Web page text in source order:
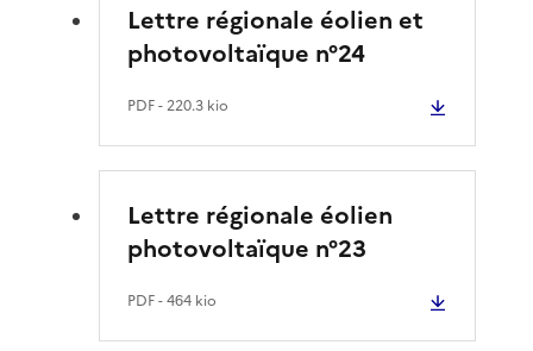
Lettre régionale éolien et
photovoltaïque n°24
PDF- 220.3 kio
Lettre régionale éolien
photovoltaïque n°23
PDF- 464 kio